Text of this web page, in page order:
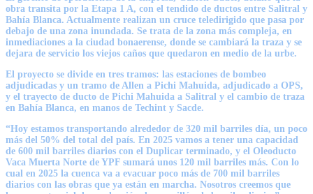
obra transita por la Etapa 1 A, con el tendido de ductos entre Salitral y
Bahía Blanca. Actualmente realizan un cruce teledirigido que pasa por
debajo de una zona inundada. Se trata de la zona más compleja, en
inmediaciones a la ciudad bonaerense, donde se cambiará la traza y se
dejara de servicio los viejos caños que quedaron en medio de la urbe.
El proyecto se divide en tres tramos: las estaciones de bombeo
adjudicadas y un tramo de Allen a Pichi Mahuida, adjudicado a OPS,
y el trayecto de ducto de Pichi Mahuida a Salitral y el cambio de traza
en Bahía Blanca, en manos de Techint y Sacde.
“Hoy estamos transportando alrededor de 320 mil barriles día, un poco
más del 50% del total del país. En 2025 vamos a tener una capacidad
de 600 mil barriles diarios con el Duplicar terminado, y el Oleoducto
Vaca Muerta Norte de YPF sumará unos 120 mil barriles más. Con lo
cual en 2025 la cuenca va a evacuar poco más de 700 mil barriles
diarios con las obras que ya están en marcha. Nosotros creemos que